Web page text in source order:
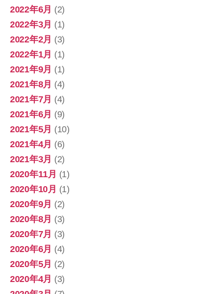
2022年6月 (2)
2022年3月 (1)
2022年2月 (3)
2022年1月 (1)
2021年9月 (1)
2021年8月 (4)
2021年7月 (4)
2021年6月 (9)
2021年5月 (10)
2021年4月 (6)
2021年3月 (2)
2020年11月 (1)
2020年10月 (1)
2020年9月 (2)
2020年8月 (3)
2020年7月 (3)
2020年6月 (4)
2020年5月 (2)
2020年4月 (3)